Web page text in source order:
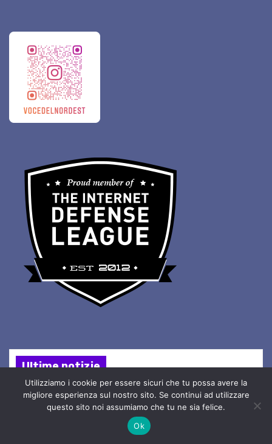
Ultime notizie
Utilizziamo i cookie per essere sicuri che tu possa avere la
migliore esperienza sul nostro sito. Se continui ad utilizzare
questo sito noi assumiamo che tu ne sia felice.
Ok